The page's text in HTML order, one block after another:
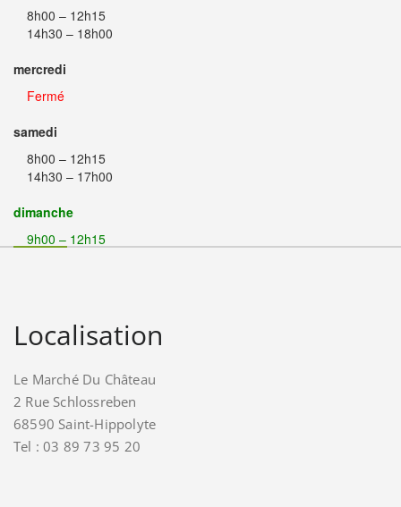
8h00 – 12h15
14h30 – 18h00
mercredi
Fermé
samedi
8h00 – 12h15
14h30 – 17h00
dimanche
9h00 – 12h15
Localisation
Le Marché Du Château
2 Rue Schlossreben
68590 Saint-Hippolyte
Tel : 03 89 73 95 20